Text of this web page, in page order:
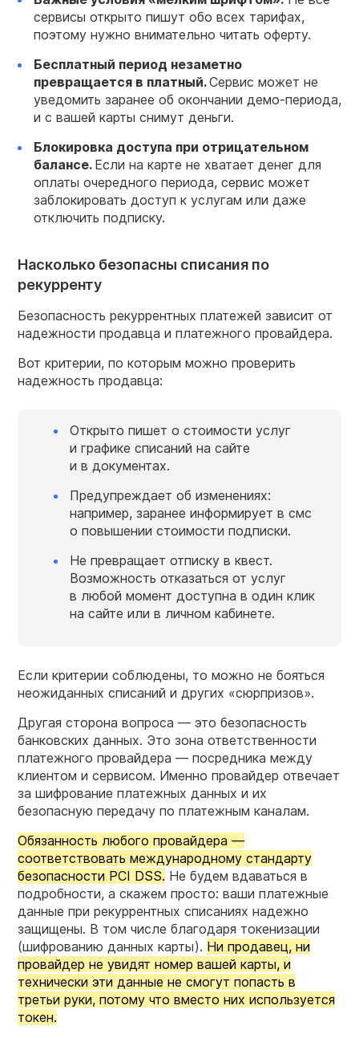
сервисы открыто пишут обо всех тарифах,
поэтому нужно внимательно читать оферту.
Бесплатный период незаметно
превращается в платный.Сервис может не
уведомить заранее об окончании демо-периода,
и с вашей карты снимут деньги.
Блокировка доступа при отрицательном
балансе. Если на карте не хватает денег для
оплаты очередного периода, сервис может
заблокировать доступ к услугам или даже
отключить подписку.
Насколько безопасны списания по
рекурренту
Безопасность рекуррентных платежей зависит от
надежности продавца и платежного провайдера.
Вот критерии, по которым можно проверить
надежность продавца:
Открыто пишет о стоимости услуг
и графике списаний на сайте
и в документах.
Предупреждает об изменениях:
например, заранее информирует в смс
о повышении стоимости подписки.
Не превращает отписку в квест.
Возможность отказаться от услуг
в любой момент доступна в один клик
на сайте или в личном кабинете.
Если критерии соблюдены, то можно не бояться
неожиданных списаний и других «сюрпризов».
Другая сторона вопроса — это безопасность
банковских данных. Это зона ответственности
платежного провайдера — посредника между
клиентом и сервисом. Именно провайдер отвечает
за шифрование платежных данных и их
безопасную передачу по платежным каналам.
Обязанность любого провайдера —
соответствовать международному стандарту
безопасности PCI DSS. Не будем вдаваться в
подробности, а скажем просто: ваши платежные
данные при рекуррентных списаниях надежно
защищены. В том числе благодаря токенизации
(шифрованию данных карты). Ни продавец, ни
провайдер не увидят номер вашей карты, и
технически эти данные не смогут попасть в
третьи руки, потому что вместо них используется
токен.